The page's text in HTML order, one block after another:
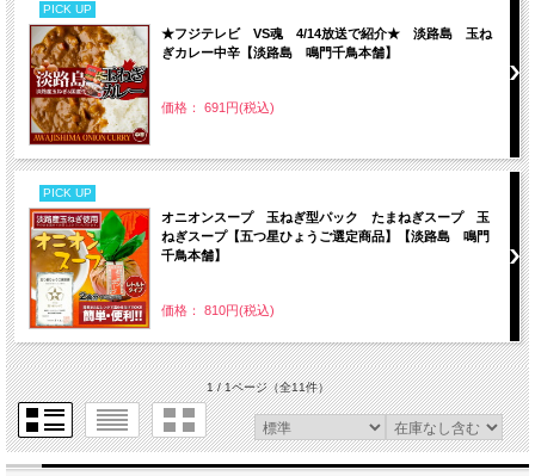
PICK UP
★フジテレビ VS魂 4/14放送で紹介★ 淡路島 玉ね
ぎカレー中辛【淡路島 鳴門千鳥本舗】
価格： 691円(税込)
PICK UP
オニオンスープ 玉ねぎ型パック たまねぎスープ 玉
ねぎスープ【五つ星ひょうご選定商品】【淡路島 鳴門
千鳥本舗】
価格： 810円(税込)
1 / 1ページ（全11件）